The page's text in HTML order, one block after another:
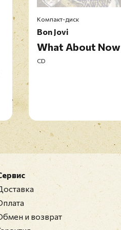
Компакт-диск
Bon Jovi
What About Now
CD
и возврат